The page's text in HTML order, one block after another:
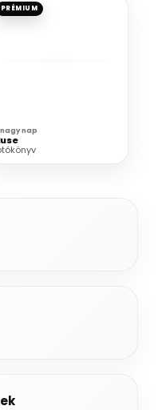
PRÉMIUM
nagy nap